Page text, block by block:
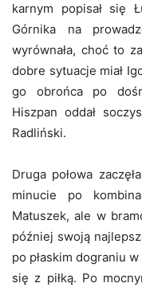
karnym popisał się
Górnika na
wyrównała, choć to
dobre sytuacje miał
go obrońca po
Hiszpan oddał
Radliński.
Druga połowa
minucie po
Matuszek, ale w
później swoją
po płaskim dograniu
się z piłką. Po